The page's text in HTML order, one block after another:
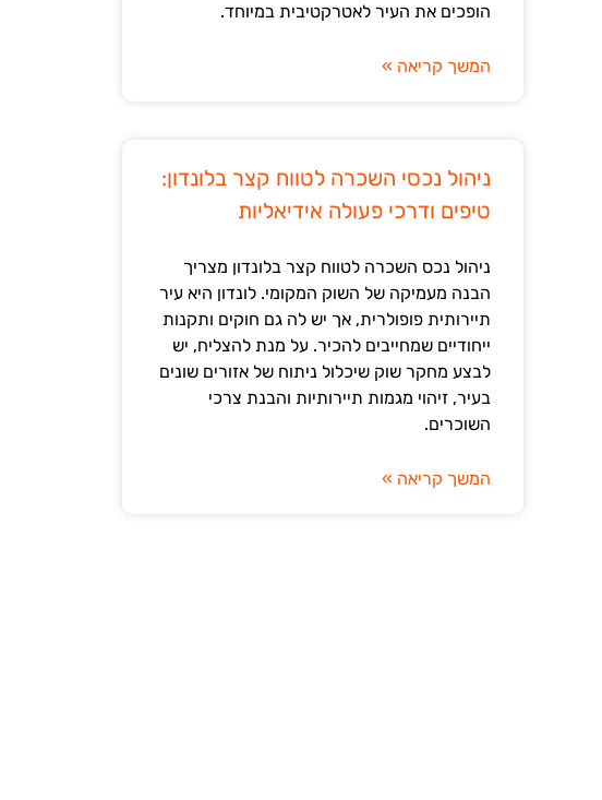
הופכים את העיר לאטרקטיבית במיוחד.
המשך קריאה »
ניהול נכסי השכרה לטווח קצר בלונדון:
טיפים ודרכי פעולה אידיאליות
ניהול נכס השכרה לטווח קצר בלונדון מצריך
הבנה מעמיקה של השוק המקומי. לונדון היא עיר
תיירותית פופולרית, אך יש לה גם חוקים ותקנות
ייחודיים שמחייבים להכיר. על מנת להצליח, יש
לבצע מחקר שוק שיכלול ניתוח של אזורים שונים
בעיר, זיהוי מגמות תיירותיות והבנת צרכי
השוכרים.
המשך קריאה »